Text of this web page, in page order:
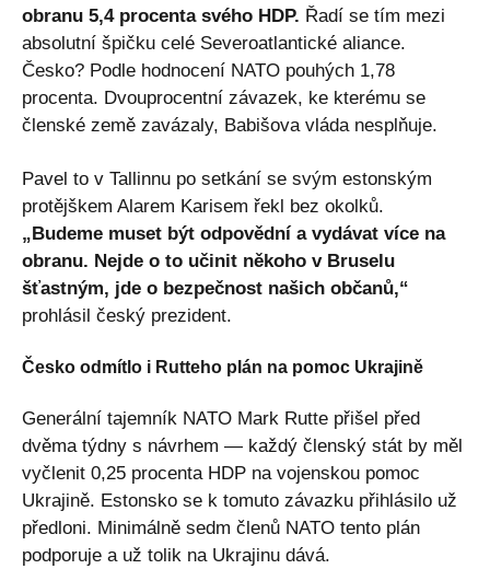
obranu 5,4 procenta svého HDP. Řadí se tím mezi
absolutní špičku celé Severoatlantické aliance.
Česko? Podle hodnocení NATO pouhých 1,78
procenta. Dvouprocentní závazek, ke kterému se
členské země zavázaly, Babišova vláda nesplňuje.
Pavel to v Tallinnu po setkání se svým estonským
protějškem Alarem Karisem řekl bez okolků.
„Budeme muset být odpovědní a vydávat více na
obranu. Nejde o to učinit někoho v Bruselu
šťastným, jde o bezpečnost našich občanů,“
prohlásil český prezident.
Česko odmítlo i Rutteho plán na pomoc Ukrajině
Generální tajemník NATO Mark Rutte přišel před
dvěma týdny s návrhem — každý členský stát by měl
vyčlenit 0,25 procenta HDP na vojenskou pomoc
Ukrajině. Estonsko se k tomuto závazku přihlásilo už
předloni. Minimálně sedm členů NATO tento plán
podporuje a už tolik na Ukrajinu dává.